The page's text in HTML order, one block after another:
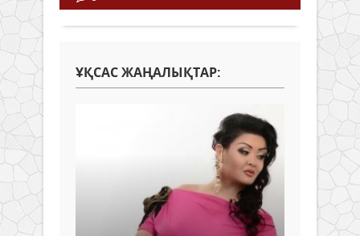
ҰҚСАС ЖАҢАЛЫҚТАР: